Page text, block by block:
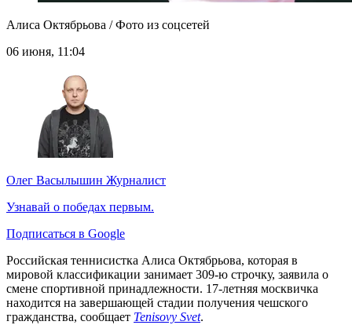
Алиса Октябрьова / Фото из соцсетей
06 июня, 11:04
Олег Васылышин Журналист
Узнавай о победах первым.
Подписаться в Google
Российская теннисистка Алиса Октябрьова, которая в
мировой классификации занимает 309-ю строчку, заявила о
смене спортивной принадлежности. 17-летняя москвичка
находится на завершающей стадии получения чешского
гражданства, сообщает Tenisovy Svet.